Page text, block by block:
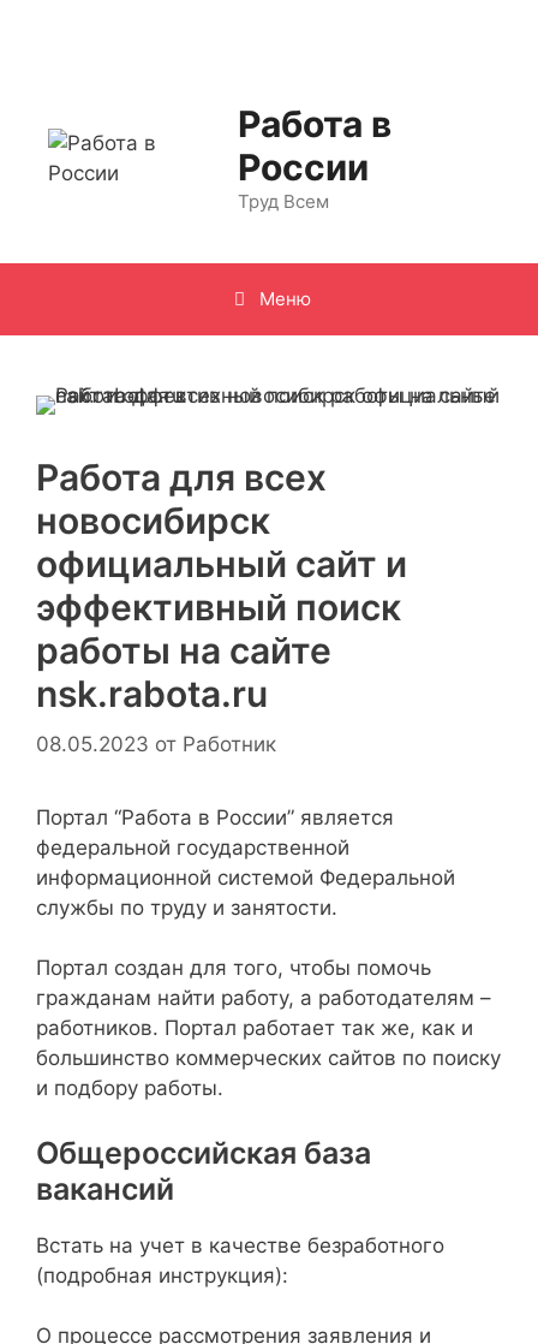
Работа в
России
Труд Всем
Меню
Работа для всех
новосибирск
официальный сайт и
эффективный поиск
работы на сайте
nsk.rabota.ru
08.05.2023 от Работник
Портал “Работа в России” является
федеральной государственной
информационной системой Федеральной
службы по труду и занятости.
Портал создан для того, чтобы помочь
гражданам найти работу, а работодателям –
работников. Портал работает так же, как и
большинство коммерческих сайтов по поиску
и подбору работы.
Общероссийская база
вакансий
Встать на учет в качестве безработного
(подробная инструкция):
О процессе рассмотрения заявления и